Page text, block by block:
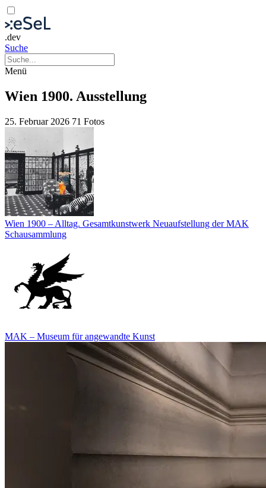
.dev
Suche
Menü
Wien 1900. Ausstellung
25. Februar 2026 71 Fotos
Wien 1900 – Alltag. Gesamtkunstwerk Neuaufstellung der MAK
Schausammlung
MAK – Museum für angewandte Kunst